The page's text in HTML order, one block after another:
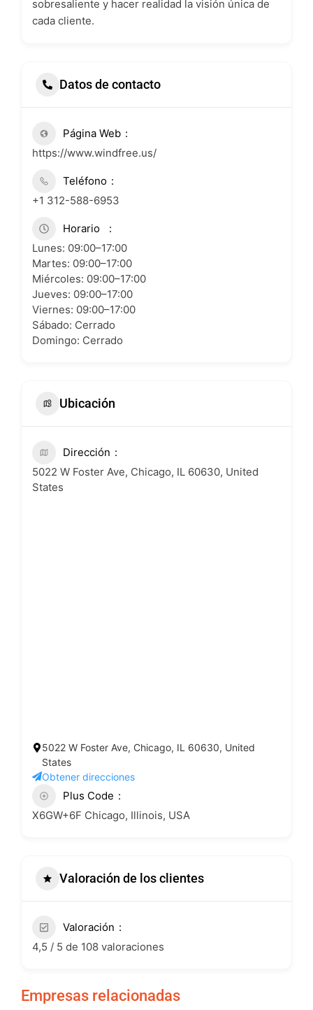
sobresaliente y hacer realidad la visión única de
cada cliente.
Datos de contacto
Página Web
https://www.windfree.us/
Teléfono
+1 312-588-6953
Horario
Lunes: 09:00–17:00
Martes: 09:00–17:00
Miércoles: 09:00–17:00
Jueves: 09:00–17:00
Viernes: 09:00–17:00
Sábado: Cerrado
Domingo: Cerrado
Ubicación
Dirección
5022 W Foster Ave, Chicago, IL 60630, United
States
5022 W Foster Ave, Chicago, IL 60630, United
States
Obtener direcciones
Plus Code
X6GW+6F Chicago, Illinois, USA
Valoración de los clientes
Valoración
4,5 / 5 de 108 valoraciones
Empresas relacionadas